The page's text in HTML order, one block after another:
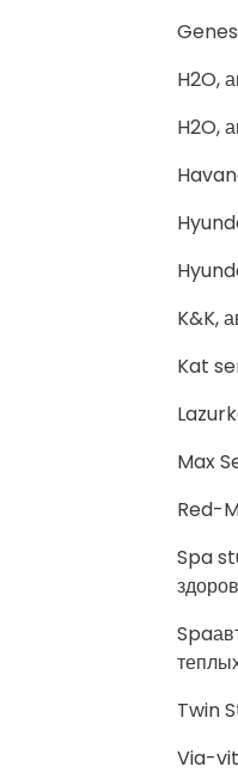
H2O,
H2O,
K&K,
Kat
Max
Red-
Spa
Twin
Via-